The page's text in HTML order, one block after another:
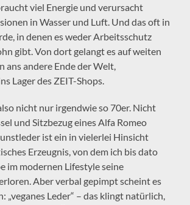
viel Energie und verursacht
in Wasser und Luft. Und das oft in
in denen es weder Arbeitsschutz
gibt. Von dort gelangt es auf weiten
ans andere Ende der Welt,
Lager des ZEIT-Shops.
nicht nur irgendwie so 70er. Nicht
und Sitzbezug eines Alfa Romeo
ist ein in vielerlei Hinsicht
Erzeugnis, von dem ich bis dato
im modernen Lifestyle seine
Aber verbal gepimpt scheint es
„veganes Leder“ – das klingt natürlich,